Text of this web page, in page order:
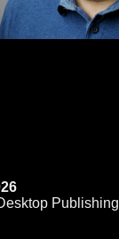
Publishing